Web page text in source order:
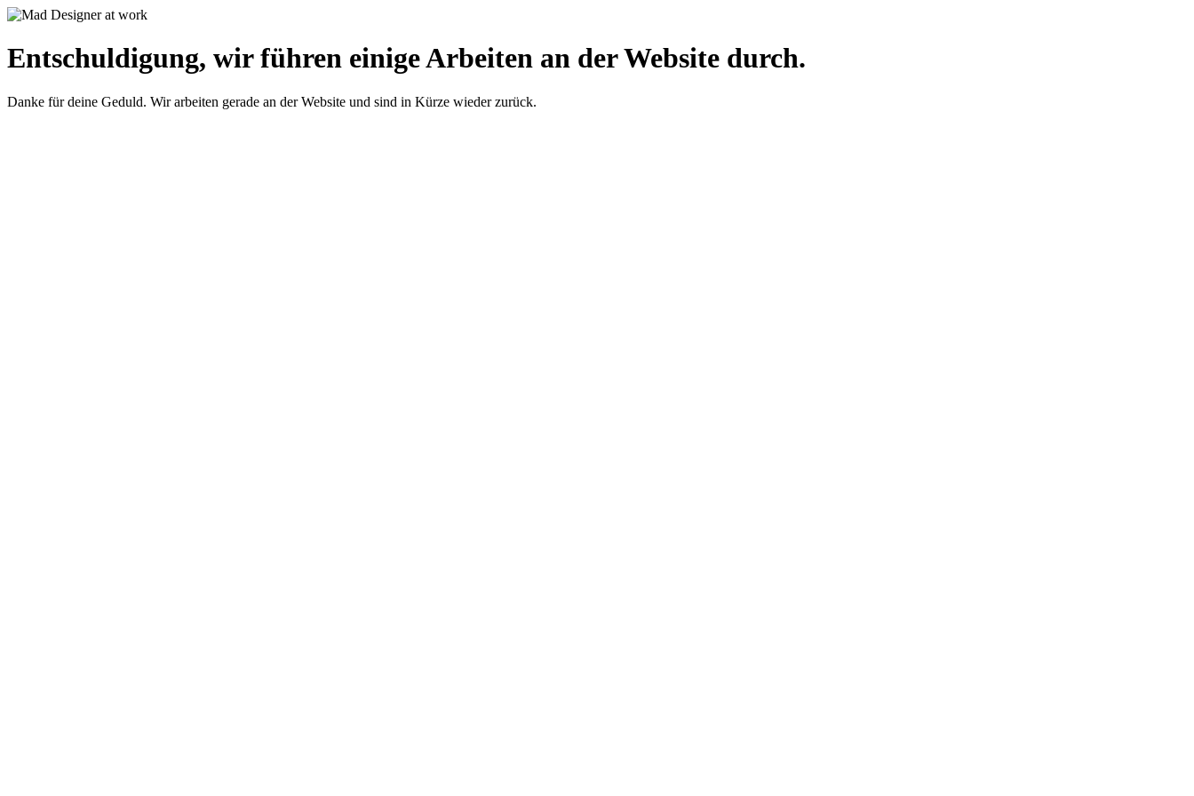
Entschuldigung, wir führen einige Arbeiten an der Website durch.
Danke für deine Geduld. Wir arbeiten gerade an der Website und sind in Kürze wieder zurück.